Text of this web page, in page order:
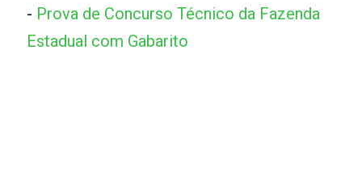
- Prova de Concurso Técnico da Fazenda
Estadual com Gabarito